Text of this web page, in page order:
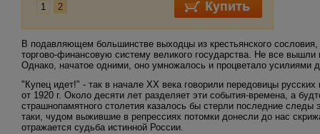
1 2
В подавляющем большинстве выходцы из крестьянского
торгово-финансовую систему великого государства. Не все
Однако, начатое одними, оно умножалось и процветало усилиями
"Купец идет!" - так в начале ХХ века говорили передовицы
от 1920 г. Около десяти лет разделяет эти события-времена, а
страшнопамятного столетия казалось бы стерли последние
таки, чудом выжившие в репрессиях потомки донесли до нас
отражается судьба истинной России.